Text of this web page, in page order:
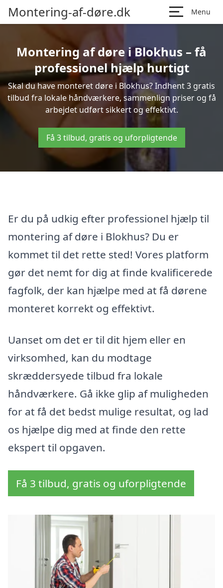
Montering-af-døre.dk Menu
Montering af døre i Blokhus – få
professionel hjælp hurtigt
Skal du have monteret døre i Blokhus? Indhent 3 gratis
tilbud fra lokale håndværkere, sammenlign priser og få
arbejdet udført sikkert og effektivt.
Få 3 tilbud, gratis og uforpligtende
Er du på udkig efter professionel hjælp til
montering af døre i Blokhus? Du er
kommet til det rette sted! Vores platform
gør det nemt for dig at finde kvalificerede
fagfolk, der kan hjælpe med at få dørene
monteret korrekt og effektivt.
Uanset om det er til dit hjem eller en
virksomhed, kan du modtage
skræddersyede tilbud fra lokale
håndværkere. Gå ikke glip af muligheden
for at få det bedst mulige resultat, og lad
os hjælpe dig med at finde den rette
ekspert til opgaven.
Få 3 tilbud, gratis og uforpligtende